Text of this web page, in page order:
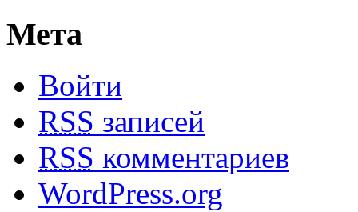
Мета
Войти
RSS записей
RSS комментариев
WordPress.org